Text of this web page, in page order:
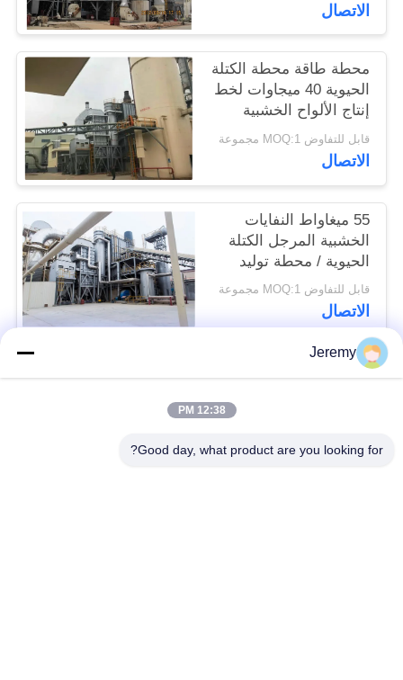
الاتصال
محطة طاقة محطة الكتلة
الحيوية 40 ميجاوات لخط
إنتاج الألواح الخشبية
قابل للتفاوض MOQ:1 مجموعة
الاتصال
55 ميغاواط النفايات
الخشبية المرجل الكتلة
الحيوية / محطة توليد
الطاقة / مركز الطاقة
قابل للتفاوض MOQ:1 مجموعة
الاتصال
فئات شعبية
خط إنتاج OSB
الجسيمات مجلس خط
Jeremy
12:38 PM
Good day, what product are you looking for?